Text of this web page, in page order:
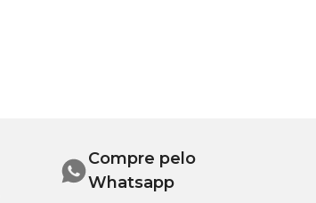
Compre pelo
Whatsapp